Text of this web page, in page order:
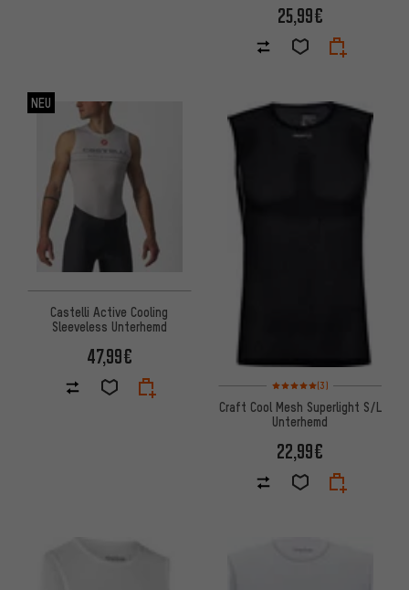
25,99€
NEU
Castelli Active Cooling
Sleeveless Unterhemd
47,99€
Bewertungen: 5 von 5
(3)
Craft Cool Mesh Superlight S/L
Unterhemd
22,99€